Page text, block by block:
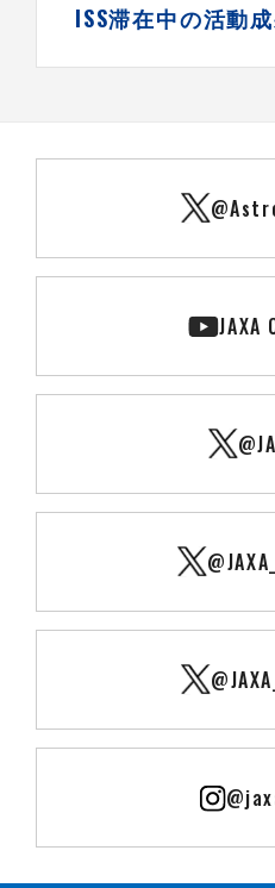
ISS滞在中の活動
JAXA